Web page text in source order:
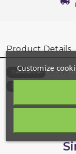
Product Details
Reference 4239-E
EAN13
Customize